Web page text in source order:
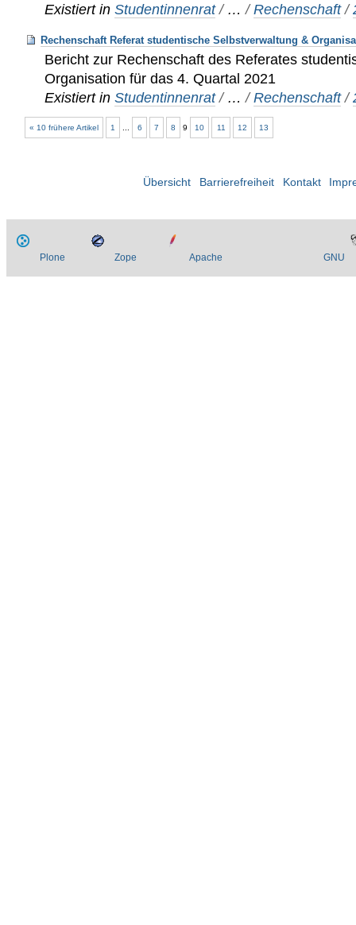
Existiert in Studentinnenrat / …/Rechenschaft /
Rechenschaft Referat studentische Selbstverwaltung &
Bericht zur Rechenschaft des Referates
Organisation für das 4. Quartal 2021
Existiert in Studentinnenrat / …/Rechenschaft /
« 10 frühere Artikel 1 6 7 8 9 10 11 12 13
Übersicht Barrierefreiheit Kontakt
Plone Zope Apache GNU